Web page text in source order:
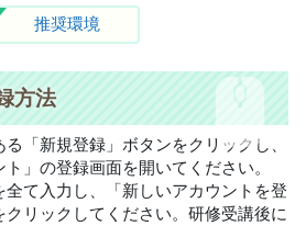
推奨環境
方法
る「新規登録」ボタンをクリックし、
ト」の登録画面を開いてください。
全て入力し、「新しいアカウントを登
クリックしてください。研修受講後に